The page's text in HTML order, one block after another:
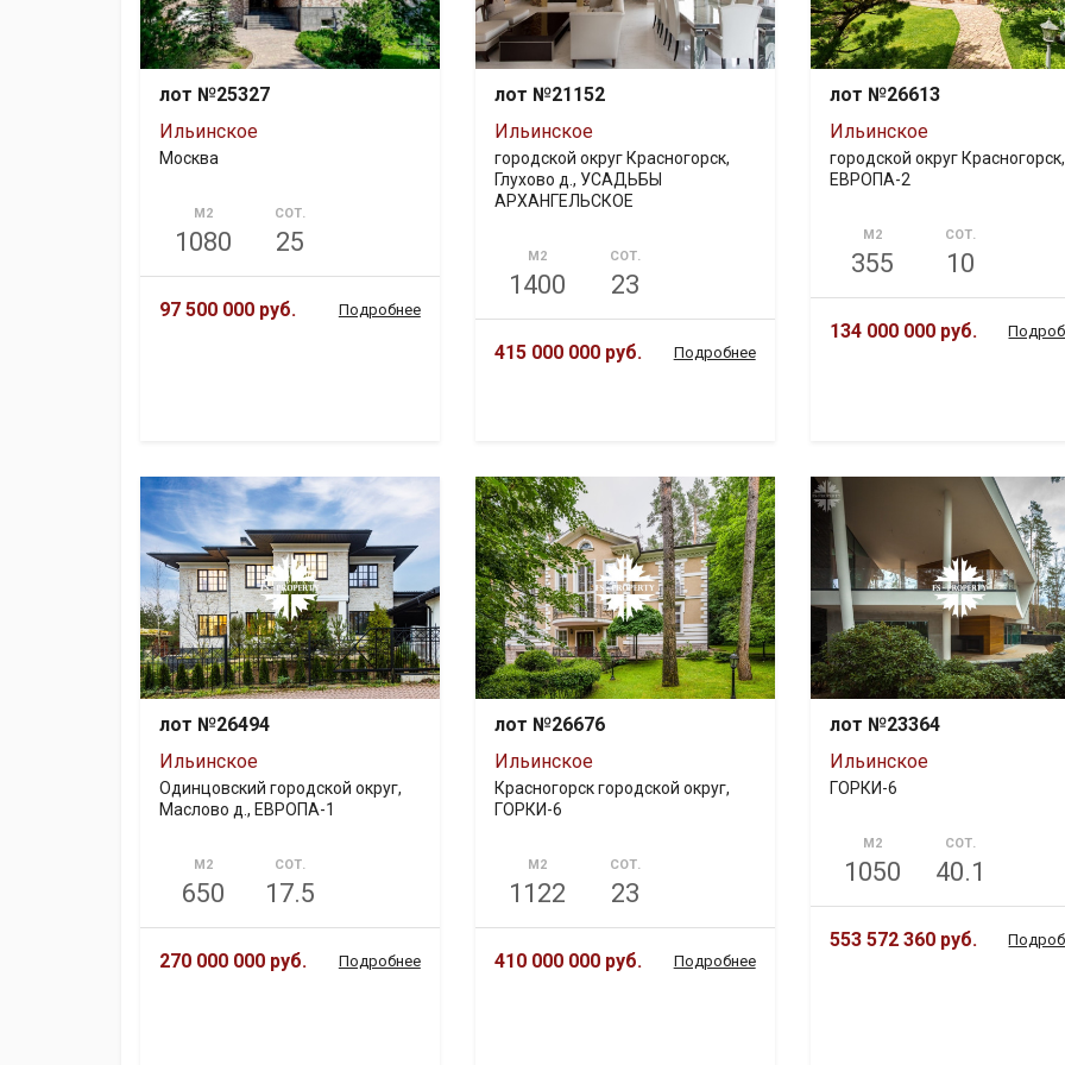
лот №25327
Ильинское
Москва
М2
1080
СОТ.
25
97 500 000 руб. Подробнее
лот №21152
Ильинское
городской округ Красногорск,
Глухово д., УСАДЬБЫ
АРХАНГЕЛЬСКОЕ
М2
1400
СОТ.
23
415 000 000 руб. Подробнее
лот №26613
Ильинское
городской округ Красногорск,
ЕВРОПА-2
М2
355
СОТ.
10
134 000 000 руб.
лот №26494
Ильинское
Одинцовский городской округ,
Маслово д., ЕВРОПА-1
М2
650
СОТ.
17.5
270 000 000 руб. Подробнее
лот №26676
Ильинское
Красногорск городской округ,
ГОРКИ-6
М2
1122
СОТ.
23
410 000 000 руб. Подробнее
лот №23364
Ильинское
ГОРКИ-6
М2
1050
СОТ.
40.1
553 572 360 руб.